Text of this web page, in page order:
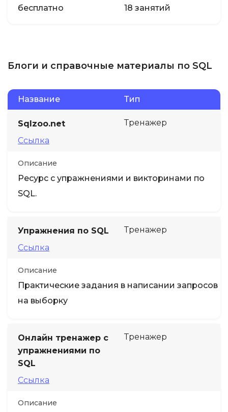
бесплатно 18 занятий
Блоги и справочные материалы по SQL
Название Тип
Sqlzoo.net
Ссылка
Тренажер
Описание
Ресурс с упражнениями и викторинами по
SQL.
Упражнения по SQL
Ссылка
Тренажер
Описание
Практические задания в написании запросов
на выборку
Онлайн тренажер с
упражнениями по
SQL
Ссылка
Тренажер
Описание